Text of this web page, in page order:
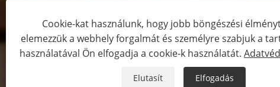
Copyright ©
Cookie-kat használunk, hogy jobb böngészési
elemezzük a webhely forgalmát és személyre szabjuk a
használatával Ön elfogadja a cookie-k használatát.
Elutasít Elfogadás